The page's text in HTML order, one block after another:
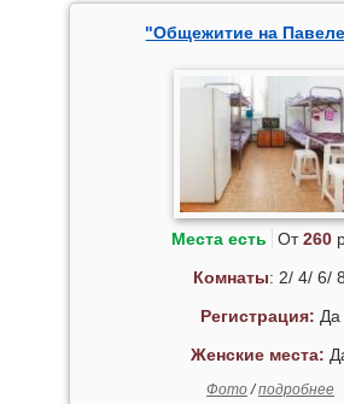
"Общежитие на
Места есть От260
Комнаты: 2/ 4/ 6/ 8
Регистрация: Да
Женские места:
Фото/подробнее